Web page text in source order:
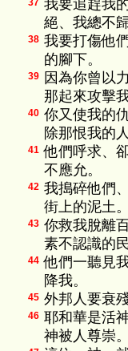
37 我要追趕我
絕、我總不歸
38 我要打傷他
的腳下。
39
因為你曾以
那起來攻擊
40 你又使我的
除那恨我的人
41 他們呼求、
不應允。
42 我搗碎他們
街上的泥土。
43 你救我脫離
素不認識的
44 他們一聽見
降我。
45 外邦人要衰
46 耶和華是活
神被人尊崇。